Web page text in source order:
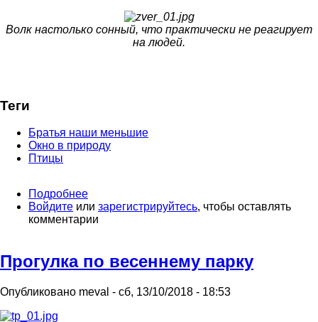
Волк настолько сонный, что практически не реагирует
на людей.
Теги
Братья наши меньшие
Окно в природу
Птицы
Подробнее
Марионетки
Карабаса-
Войдите или зарегистрируйтесь, чтобы оставлять
комментарии
Прогулка по весеннему парку
Опубликовано meval - сб, 13/10/2018 - 18:53